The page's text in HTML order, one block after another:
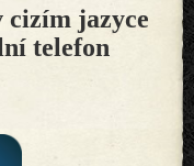
cizím jazyce
telefon